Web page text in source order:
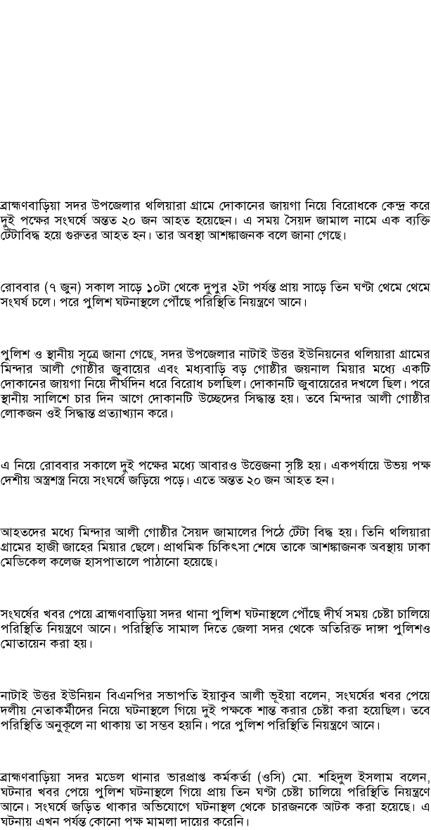
ব্রাহ্মণবাড়িয়া সদর উপজেলার থলিয়ারা গ্রামে দোকানের জায়গা নিয়ে বিরোধকে কেন্দ্র করে
দুই পক্ষের সংঘর্ষে অন্তত ২০ জন আহত হয়েছেন। এ সময় সৈয়দ জামাল নামে এক ব্যক্তি
টেঁটাবিদ্ধ হয়ে গুরুতর আহত হন। তার অবস্থা আশঙ্কাজনক বলে জানা গেছে।
রোববার (৭ জুন) সকাল সাড়ে ১০টা থেকে দুপুর ২টা পর্যন্ত প্রায় সাড়ে তিন ঘণ্টা থেমে থেমে
সংঘর্ষ চলে। পরে পুলিশ ঘটনাস্থলে পৌঁছে পরিস্থিতি নিয়ন্ত্রণে আনে।
পুলিশ ও স্থানীয় সূত্রে জানা গেছে, সদর উপজেলার নাটাই উত্তর ইউনিয়নের থলিয়ারা গ্রামের
মিন্দার আলী গোষ্ঠীর জুবায়ের এবং মধ্যবাড়ি বড় গোষ্ঠীর জয়নাল মিয়ার মধ্যে একটি
দোকানের জায়গা নিয়ে দীর্ঘদিন ধরে বিরোধ চলছিল। দোকানটি জুবায়েরের দখলে ছিল। পরে
স্থানীয় সালিশে চার দিন আগে দোকানটি উচ্ছেদের সিদ্ধান্ত হয়। তবে মিন্দার আলী গোষ্ঠীর
লোকজন ওই সিদ্ধান্ত প্রত্যাখ্যান করে।
এ নিয়ে রোববার সকালে দুই পক্ষের মধ্যে আবারও উত্তেজনা সৃষ্টি হয়। একপর্যায়ে উভয় পক্ষ
দেশীয় অস্ত্রশস্ত্র নিয়ে সংঘর্ষে জড়িয়ে পড়ে। এতে অন্তত ২০ জন আহত হন।
আহতদের মধ্যে মিন্দার আলী গোষ্ঠীর সৈয়দ জামালের পিঠে টেঁটা বিদ্ধ হয়। তিনি থলিয়ারা
গ্রামের হাজী জাহের মিয়ার ছেলে। প্রাথমিক চিকিৎসা শেষে তাকে আশঙ্কাজনক অবস্থায় ঢাকা
মেডিকেল কলেজ হাসপাতালে পাঠানো হয়েছে।
সংঘর্ষের খবর পেয়ে ব্রাহ্মণবাড়িয়া সদর থানা পুলিশ ঘটনাস্থলে পৌঁছে দীর্ঘ সময় চেষ্টা চালিয়ে
পরিস্থিতি নিয়ন্ত্রণে আনে। পরিস্থিতি সামাল দিতে জেলা সদর থেকে অতিরিক্ত দাঙ্গা পুলিশও
মোতায়েন করা হয়।
নাটাই উত্তর ইউনিয়ন বিএনপির সভাপতি ইয়াকুব আলী ভূইয়া বলেন, সংঘর্ষের খবর পেয়ে
দলীয় নেতাকর্মীদের নিয়ে ঘটনাস্থলে গিয়ে দুই পক্ষকে শান্ত করার চেষ্টা করা হয়েছিল। তবে
পরিস্থিতি অনুকূলে না থাকায় তা সম্ভব হয়নি। পরে পুলিশ পরিস্থিতি নিয়ন্ত্রণে আনে।
ব্রাহ্মণবাড়িয়া সদর মডেল থানার ভারপ্রাপ্ত কর্মকর্তা (ওসি) মো. শহিদুল ইসলাম বলেন,
ঘটনার খবর পেয়ে পুলিশ ঘটনাস্থলে গিয়ে প্রায় তিন ঘণ্টা চেষ্টা চালিয়ে পরিস্থিতি নিয়ন্ত্রণে
আনে। সংঘর্ষে জড়িত থাকার অভিযোগে ঘটনাস্থল থেকে চারজনকে আটক করা হয়েছে। এ
ঘটনায় এখন পর্যন্ত কোনো পক্ষ মামলা দায়ের করেনি।